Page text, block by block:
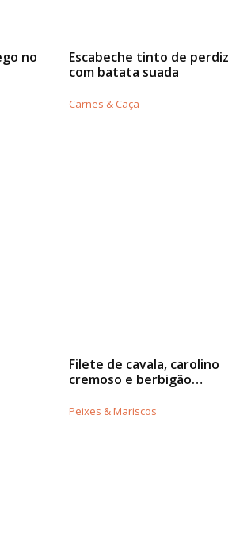
no
Escabeche tinto de perdiz
com batata suada
Carnes & Caça
Filete de cavala, carolino
cremoso e berbigão…
Peixes & Mariscos